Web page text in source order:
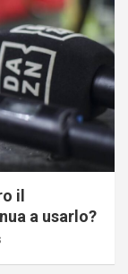
il
a usarlo?